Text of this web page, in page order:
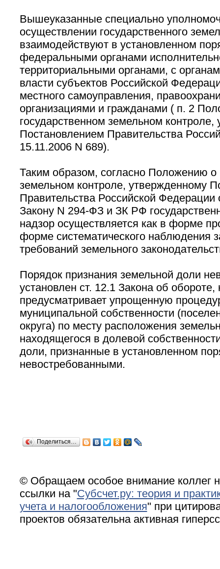
Вышеуказанные специально
осуществлении государственного
взаимодействуют в установленном
федеральными органами
территориальными органами, с
власти субъектов Российской
местного самоуправления,
организациями и гражданами ( п. 2
государственном земельном контроле,
Постановлением Правительства
15.11.2006 N 689).
Таким образом, согласно Положению о
земельном контроле, утвержденному
Правительства Российской Федерации
Закону N 294-ФЗ и ЗК РФ
надзор осуществляется как в форме
форме систематического наблюдения
требований земельного
Порядок признания земельной доли
установлен ст. 12.1 Закона об обороте,
предусматривает упрощенную
муниципальной собственности
округа) по месту расположения
находящегося в долевой
доли, признанные в установленном
невостребованными.
Поделиться…
© Обращаем особое внимание коллег
ссылки на "Субсчет.ру: теория и
учета и налогообложения" при
проектов обязательна активная